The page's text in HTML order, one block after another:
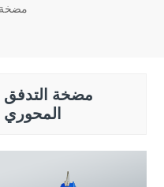
مضخة
مضخة التدفق
المحوري